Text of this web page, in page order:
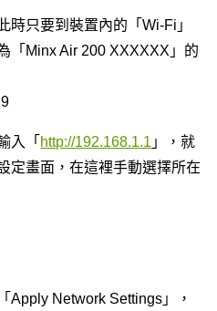
時只要到裝置內的「Wi-Fi」
「Minx Air 200 XXXXXX」的
入「 http://192.168.1.1 」，就
定畫面，在這裡手動選擇所在
Apply Network Settings」，